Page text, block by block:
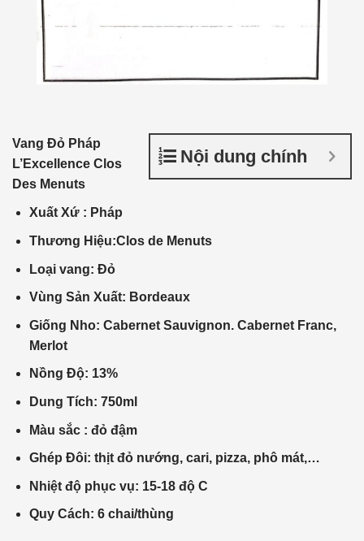
Nội dung chính
Vang Đỏ Pháp
L’Excellence Clos
Des Menuts
Xuất Xứ : Pháp
Thương Hiệu:Clos de Menuts
Loại vang: Đỏ
Vùng Sản Xuất: Bordeaux
Giống Nho: Cabernet Sauvignon. Cabernet Franc,
Merlot
Nồng Độ: 13%
Dung Tích: 750ml
Màu sắc : đỏ đậm
Ghép Đôi: thịt đỏ nướng, cari, pizza, phô mát,…
Nhiệt độ phục vụ: 15-18 độ C
Quy Cách: 6 chai/thùng